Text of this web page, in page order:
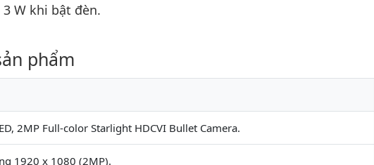
W khi bật đèn.
phẩm
2MP Full-color Starlight HDCVI Bullet Camera.
1920 x 1080 (2MP).